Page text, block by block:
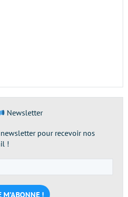
Newsletter
pour recevoir nos
!
e-
mail